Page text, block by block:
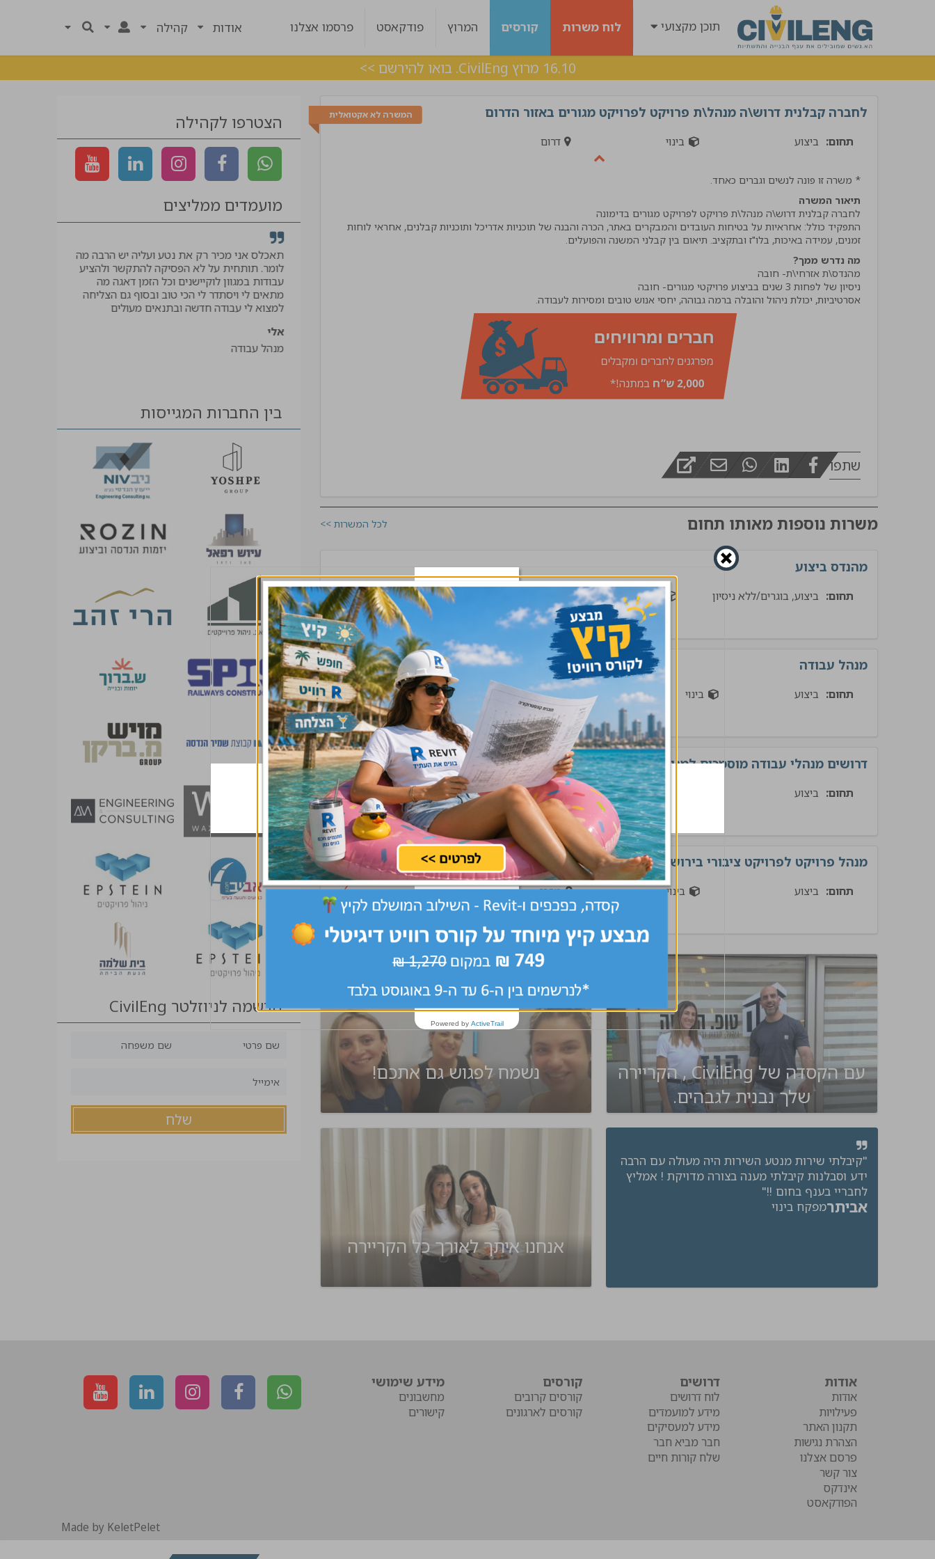
תוכן מקצועי לוח משרות קורסים המרוץ פודקאסט פרסמו אצלנו אודות קהילה
16.10 מרוץ CivilEng. בואו להירשם >>
המשרה לא אקטואלית לחברה קבלנית דרוש\ה מנהל\ת פרויקט לפרויקט מגורים באזור הדרום
תחום: ביצוע בינוי דרום
* משרה זו פונה לנשים וגברים כאחד.
תיאור המשרה
התפקיד כולל: אחראיות על בטיחות העובדים והמבקרים באתר, הכרה והבנה של תוכניות אדריכל ותוכניות קבלנים, אחראי לוחות
זמנים, עמידה באיכות, בלו"ז ובתקציב. תיאום בין קבלני המשנה והפועלים.
מה נדרש ממך?
אסרטיביות, יכולת ניהול והובלה ברמה גבוהה, יחסי אנוש טובים ומסירות לעבודה.
שתפו
משרות נוספות מאותו תחום לכל המשרות >>
מהנדס ביצוע
תחום: ביצוע, בוגרים/ללא ניסיון בינוי מרכז, ירושלים, שרון, שפלה שלח קורות חיים
מנהל עבודה
תחום: ביצוע בינוי מרכז, שרון, שפלה שלח קורות חיים
דרושים מנהלי עבודה מוסמכים למגוון פרויקטים בארץ הארץ
תחום: ביצוע כל הארץ שלח קורות חיים
מנהל פרויקט לפרויקט ציבורי בירושלים
תחום: ביצוע בינוי מרכז
עם הקסדה של CivilEng , הקריירה
שלך נבנית לגבהים.
נשמח לפגוש גם אתכם!
"קיבלתי שירות מנטע השירות היה מעולה עם הרבה
ידע וסבלנות קיבלתי מענה בצורה מדויקת ! אמליץ
לחבריי בענף בחום !!"
אביתרמפקח בינוי
אנחנו איתך לאורך כל הקריירה
הצטרפו לקהילה
מועמדים ממליצים
אמליץ לחבריי בענף בחום !!"
אביתר
תאכלס אני מכיר רק את נטע ועליה יש הרבה מה
לומר. תותחית על לא הפסיקה להתקשר ולהציע
עבודות במגוון לוקיישנים וכל הזמן דאגה מה
מתאים לי ויסתדר לי הכי טוב ובסוף גם הצליחה
למצוא לי עבודה חדשה ובתנאים מעולים
אלי
מנהל עבודה
בין החברות המגייסות
הרשמה לניוזלטר CivilEng
אודות
אודות
פעילויות
תקנון האתר
הצהרת נגישות
פרסם אצלנו
צור קשר
אינדקס
הפודקאסט
דרושים
לוח דרושים
מידע למועמדים
מידע למעסיקים
חבר מביא חבר
שלח קורות חיים
קורסים
קורסים קרובים
קורסים לארגונים
מידע שימושי
מחשבונים
קישורים
Made by KeletPelet
Powered by ActiveTrail